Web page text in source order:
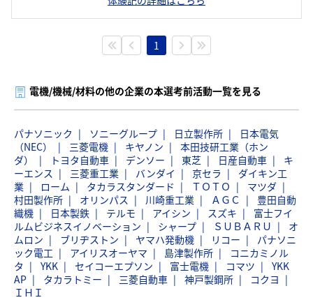
1
電機/機械/材料の他の企業の本選考前活動一覧を見る
パナソニック ソニーグループ 日立製作所
日本電気
（NEC）
三菱電機 キヤノン
本田技研工業（ホン
ダ）
トヨタ自動車 デンソー 東芝 日産自動車
キ
ーエンス
三菱重工業 バンダイ 京セラ
ダイキン工
業
ローム タカラスタンダード ＴＯＴＯ
マツダ
村田製作所
オリンパス 川崎重工業 ＡＧＣ
豊田自動
織機
日本製鉄 テルモ アイシン スズキ
富士フイ
ルムビジネスイノベーション
シャープ ＳＵＢＡＲＵ
オ
ムロン
ブリヂストン ヤマハ発動機 リコー
パナソニ
ック電工
アイリスオーヤマ 島津製作所
コニカミノル
タ
YKK セイコーエプソン 富士電機 コマツ
YKK
AP
タカラトミー 三菱自動車 神戸製鋼所
コクヨ
ＩＨＩ